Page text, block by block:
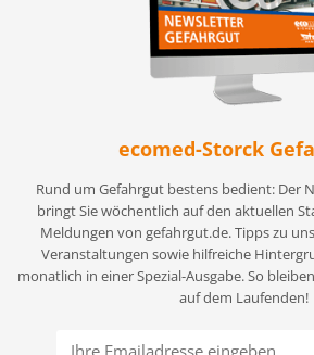
ecomed-Storck
Rund um Gefahrgut bestens bedient: Der
bringt Sie wöchentlich auf den aktuellen
Meldungen von gefahrgut.de. Tipps zu
Veranstaltungen sowie hilfreiche
monatlich in einer Spezial-Ausgabe. So
auf dem Laufenden!